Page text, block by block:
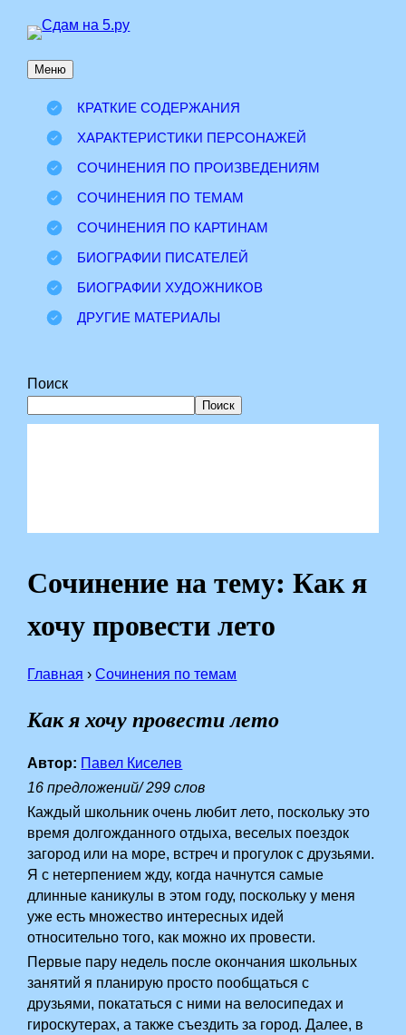
Перейти
содержимому
Меню
КРАТКИЕ СОДЕРЖАНИЯ
ХАРАКТЕРИСТИКИ ПЕРСОНАЖЕЙ
СОЧИНЕНИЯ ПО ПРОИЗВЕДЕНИЯМ
СОЧИНЕНИЯ ПО ТЕМАМ
СОЧИНЕНИЯ ПО КАРТИНАМ
БИОГРАФИИ ПИСАТЕЛЕЙ
БИОГРАФИИ ХУДОЖНИКОВ
ДРУГИЕ МАТЕРИАЛЫ
Поиск
Поиск
Сочинение на тему: Как я
хочу провести лето
Главная › Сочинения по темам
Как я хочу провести лето
Автор: Павел Киселев
16 предложений/ 299 слов
Каждый школьник очень любит лето, поскольку это
время долгожданного отдыха, веселых поездок
загород или на море, встреч и прогулок с друзьями.
Я с нетерпением жду, когда начнутся самые
длинные каникулы в этом году, поскольку у меня
уже есть множество интересных идей
относительно того, как можно их провести.
Первые пару недель после окончания школьных
занятий я планирую просто пообщаться с
друзьями, покататься с ними на велосипедах и
гироскутерах, а также съездить за город. Далее, в